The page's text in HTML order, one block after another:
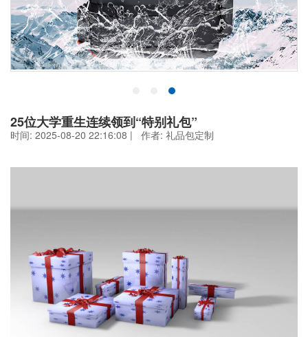
25位大学重生连续领到“特别礼包”
时间: 2025-08-20 22:16:08 | 作者: 礼品包定制